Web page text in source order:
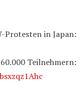
Protesten in Japan:
Teilnehmern: